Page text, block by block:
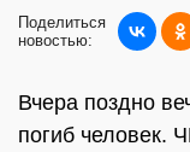
Поделиться
новостью:
Вчера поздно
погиб человек.